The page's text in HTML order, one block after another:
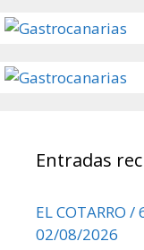
Entradas
EL COTARRO
02/08/2026